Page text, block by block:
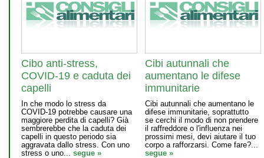
Cibo anti-stress,
COVID-19 e caduta dei
capelli
In che modo lo stress da
COVID-19 potrebbe causare una
maggiore perdita di capelli? Già
sembrerebbe che la caduta dei
capelli in questo periodo sia
aggravata dallo stress. Con uno
stress o uno... segue »
Cibi autunnali che
aumentano le difese
immunitarie
Cibi autunnali che aumentano le
difese immunitarie, soprattutto
se cerchi il modo di non prendere
il raffreddore o l'influenza nei
prossimi mesi, devi aiutare il tuo
corpo a rafforzarsi. Come fare?...
segue »